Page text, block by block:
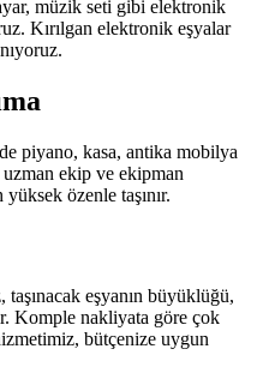
müzik seti gibi elektronik
Kırılgan elektronik eşyalar
piyano, kasa, antika mobilya
ekip ve ekipman
özenle taşınır.
taşınacak eşyanın büyüklüğü,
Komple nakliyata göre çok
bütçenize uygun